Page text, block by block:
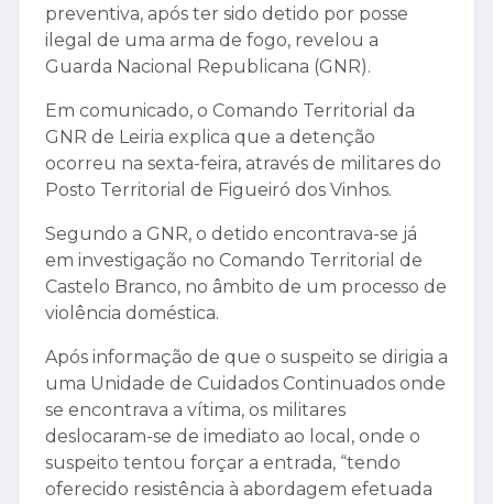
preventiva, após ter sido detido por posse
ilegal de uma arma de fogo, revelou a
Guarda Nacional Republicana (GNR).
Em comunicado, o Comando Territorial da
GNR de Leiria explica que a detenção
ocorreu na sexta-feira, através de militares do
Posto Territorial de Figueiró dos Vinhos.
Segundo a GNR, o detido encontrava-se já
em investigação no Comando Territorial de
Castelo Branco, no âmbito de um processo de
violência doméstica.
Após informação de que o suspeito se dirigia a
uma Unidade de Cuidados Continuados onde
se encontrava a vítima, os militares
deslocaram-se de imediato ao local, onde o
suspeito tentou forçar a entrada, “tendo
oferecido resistência à abordagem efetuada